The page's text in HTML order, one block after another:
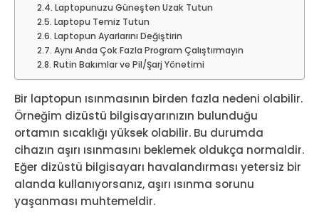
Laptopunuzu Güneşten Uzak Tutun
Laptopu Temiz Tutun
Laptopun Ayarlarını Değiştirin
Aynı Anda Çok Fazla Program Çalıştırmayın
Rutin Bakımlar ve Pil/Şarj Yönetimi
Bir laptopun ısınmasının birden fazla nedeni olabilir.
Örneğim dizüstü bilgisayarınızın bulunduğu
ortamın sıcaklığı yüksek olabilir. Bu durumda
cihazın aşırı ısınmasını beklemek oldukça normaldir.
Eğer dizüstü bilgisayarı havalandırması yetersiz bir
alanda kullanıyorsanız, aşırı ısınma sorunu
yaşanması muhtemeldir.